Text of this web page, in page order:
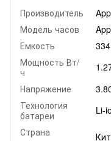
Производитель
Модель часов
Емкость
334
Мощность Вт/
ч
Напряжение
Технология
батареи
Li-
Страна